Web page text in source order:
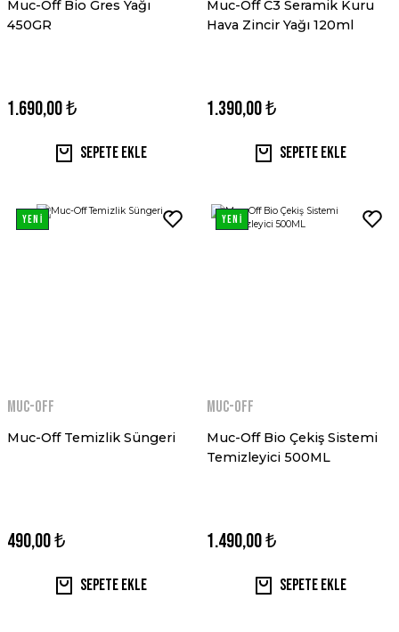
Muc-Off Bio Gres Yağı
450GR
1.690,00 ₺
Sepete Ekle
Muc-Off C3 Seramik Kuru
Hava Zincir Yağı 120ml
1.390,00 ₺
Sepete Ekle
YENİ
MUC-OFF
Muc-Off Temizlik Süngeri
490,00 ₺
Sepete Ekle
YENİ
MUC-OFF
Muc-Off Bio Çekiş Sistemi
Temizleyici 500ML
1.490,00 ₺
Sepete Ekle